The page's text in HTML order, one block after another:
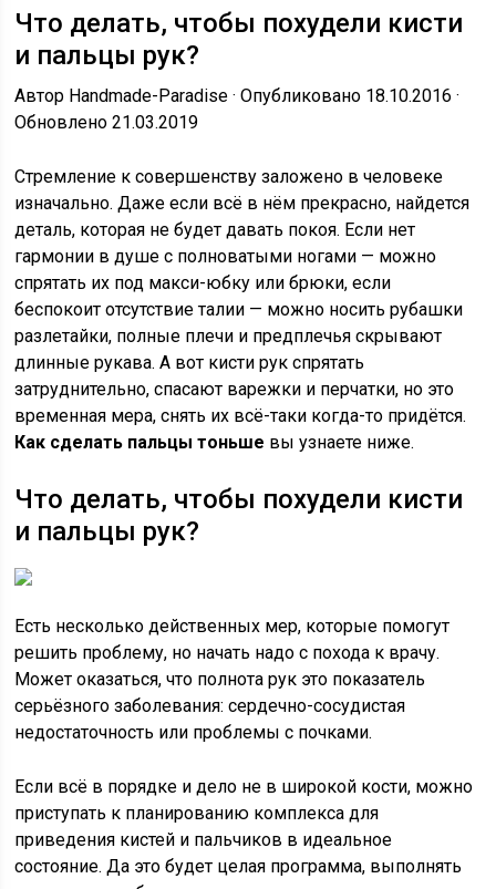
Что делать, чтобы похудели кисти
и пальцы рук?
Автор Handmade-Paradise · Опубликовано 18.10.2016 ·
Обновлено 21.03.2019
Стремление к совершенству заложено в человеке
изначально. Даже если всё в нём прекрасно, найдется
деталь, которая не будет давать покоя. Если нет
гармонии в душе с полноватыми ногами — можно
спрятать их под макси-юбку или брюки, если
беспокоит отсутствие талии — можно носить рубашки
разлетайки, полные плечи и предплечья скрывают
длинные рукава. А вот кисти рук спрятать
затруднительно, спасают варежки и перчатки, но это
временная мера, снять их всё-таки когда-то придётся.
Как сделать пальцы тоньше вы узнаете ниже.
Что делать, чтобы похудели кисти
и пальцы рук?
Есть несколько действенных мер, которые помогут
решить проблему, но начать надо с похода к врачу.
Может оказаться, что полнота рук это показатель
серьёзного заболевания: сердечно-сосудистая
недостаточность или проблемы с почками.
Если всё в порядке и дело не в широкой кости, можно
приступать к планированию комплекса для
приведения кистей и пальчиков в идеальное
состояние. Да это будет целая программа, выполнять